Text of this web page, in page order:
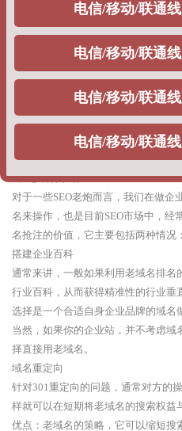
与SEO之间的关系是什么，通常而言
SEO公司都会选择这个策略，去给
情况，主要包括：
单词快排：通常是按天计费，一个词
整站权重：利用快排策略，刷企业
排名，出权重，一般不同公司根据获
优点：根据企业排名的时效性需求
缺点：由于采用的优化策略问题，
名就很难出现稳定排名，甚至整站遭
2、老域名策略
对于一些SEO老炮而言，我们在做企
名来操作，也是目前SEO市场中，经
名抢注的价值，它主要包括两种情况：
搭建企业百科
通常来讲，一般如果利用老域名排名
行业百科，从而获得精准性的行业垂
选择是一个合适自身企业品牌的域名
当然，如果你的企业站，并不考虑
择直接用老域名。
域名重定向
针对301重定向的问题，通常对方的
样就可以在短期将老域名的搜索权益
优点：老域名的策略，它可以缩短搜